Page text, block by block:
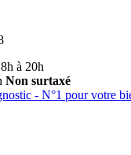
à 20h
Non surtaxé